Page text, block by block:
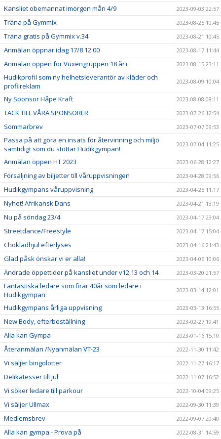
Kansliet obemannat imorgon mån 4/9 2023-09-03 22:57
Träna på Gymmix 2023-08-25 10:45
Träna gratis på Gymmix v.34 2023-08-21 10:45
Anmälan öppnar idag 17/8 12:00 2023-08-17 11:44
Anmälan öppen för Vuxengruppen 18 år+ 2023-08-15 23:11
Hudikprofil som ny helhetsleverantör av kläder och
profilreklam
2023-08-09 10:04
Ny Sponsor Håpe Kraft 2023-08-08 08:11
TACK TILL VÅRA SPONSORER 2023-07-26 12:54
Sommarbrev 2023-07-07 09:53
Passa på att göra en insats för återvinning och miljö
samtidigt som du stöttar Hudikgympan!
2023-07-04 11:25
Anmälan öppen HT 2023 2023-06-28 12:27
Försäljning av biljetter till våruppvisningen 2023-04-28 09:56
Hudikgympans våruppvisning 2023-04-25 11:17
Nyhet! Afrikansk Dans 2023-04-21 13:19
Nu på söndag 23/4 2023-04-17 23:04
Streetdance/Freestyle 2023-04-17 15:04
Chokladhjul efterlyses 2023-04-16 21:43
Glad påsk önskar vi er alla! 2023-04-06 10:06
Ändrade öppettider på kansliet under v12,13 och 14 2023-03-20 21:57
Fantastiska ledare som firar 40år som ledare i
Hudikgympan
2023-03-14 12:01
Hudikgympans årliga uppvisning 2023-03-13 16:55
New Body, efterbeställning 2023-02-27 19:41
Alla kan Gympa 2023-01-16 15:10
Återanmälan /Nyanmälan VT-23 2022-11-30 11:42
Vi säljer bingolotter 2022-11-27 16:17
Delikatesser till jul 2022-11-07 16:52
Vi söker ledare till parkour 2022-10-04 09:25
Vi säljer Ullmax 2022-09-30 11:39
Medlemsbrev 2022-09-07 20:40
Alla kan gympa - Prova på 2022-08-31 14:59